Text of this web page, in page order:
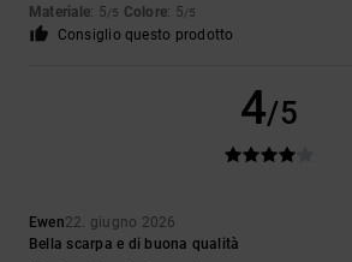
Materiale: 5/5 Colore: 5/5
Consiglio questo prodotto
4/5
Ewen22. giugno 2026
Bella scarpa e di buona qualità